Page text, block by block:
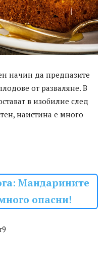
начин да предпазите
от разваляне. В
в изобилие след
наистина е много
Мандарините
опасни!